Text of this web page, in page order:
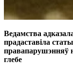
Ведамства
прадаставіла
правапарушэнняў
глебе